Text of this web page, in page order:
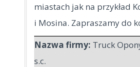
miastach jak na przykład
i Mosina. Zapraszamy do
Nazwa firmy: Truck
s.c.